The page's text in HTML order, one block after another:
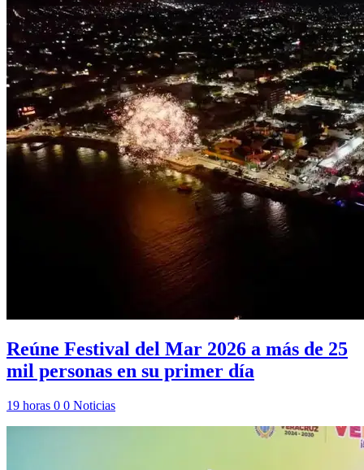
Reúne Festival del Mar 2026 a más de 25
mil personas en su primer día
19 horas 0 0 Noticias